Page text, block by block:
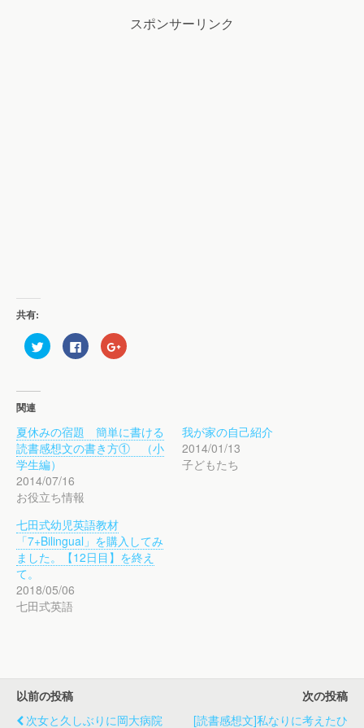
スポンサーリンク
共有:
ク
リ
t
t
e
r
で
共
有
(
し
い
ウ
ィ
ン
ド
で
開
き
ま
F
a
共
有
す
る
リ
ク
し
て
く
だ
さ
で
す
)
ク
リ
g
l
e
+
ウ
ィ
ン
ド
関連
夏休みの宿題 簡単に書ける
読書感想文の書き方① （小
学生編）
2014/07/16
お役立ち情報
我が家の自己紹介
2014/01/13
子どもたち
七田式幼児英語教材
「7+Bilingual」を購入してみ
ました。【12日目】を終え
て。
2018/05/06
七田式英語
以前の投稿
次女と久しぶりに岡大病院
次の投稿
[読書感想文]私なりに考えたひ